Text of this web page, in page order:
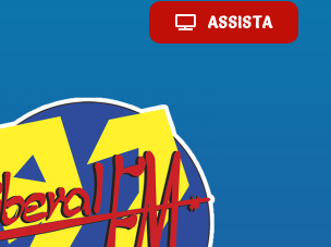
ASSISTA